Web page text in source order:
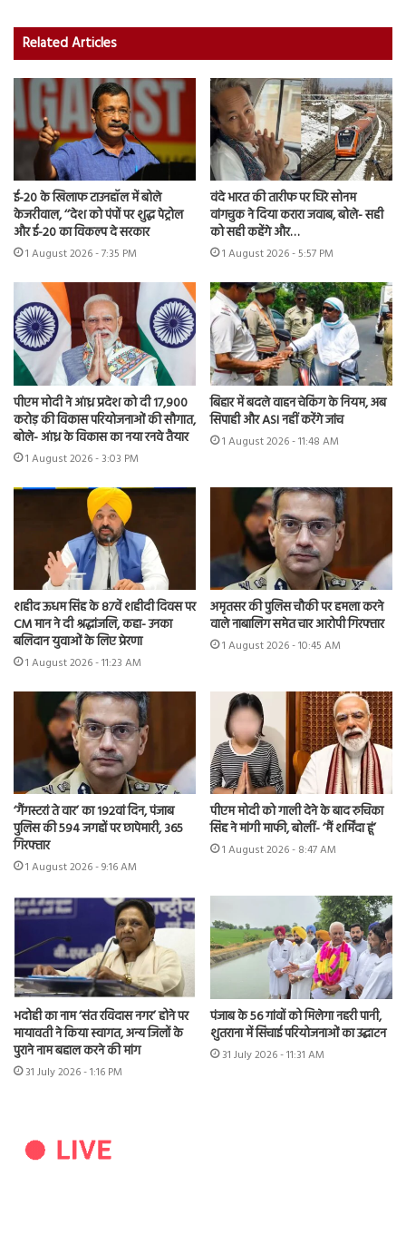
Related Articles
ई-20 के खिलाफ टाउनहॉल में बोले
केजरीवाल, ‘‘देश को पंपों पर शुद्ध पेट्रोल
और ई-20 का विकल्प दे सरकार
1 August 2026 - 7:35 PM
वंदे भारत की तारीफ पर घिरे सोनम
वांगचुक ने दिया करारा जवाब, बोले- सही
को सही कहेंगे और…
1 August 2026 - 5:57 PM
पीएम मोदी ने आंध्र प्रदेश को दी 17,900
करोड़ की विकास परियोजनाओं की सौगात,
बोले- आंध्र के विकास का नया रनवे तैयार
1 August 2026 - 3:03 PM
बिहार में बदले वाहन चेकिंग के नियम, अब
सिपाही और ASI नहीं करेंगे जांच
1 August 2026 - 11:48 AM
शहीद ऊधम सिंह के 87वें शहीदी दिवस पर
CM मान ने दी श्रद्धांजलि, कहा- उनका
बलिदान युवाओं के लिए प्रेरणा
1 August 2026 - 11:23 AM
अमृतसर की पुलिस चौकी पर हमला करने
वाले नाबालिग समेत चार आरोपी गिरफ्तार
1 August 2026 - 10:45 AM
‘गैंगस्टरां ते वार’ का 192वां दिन, पंजाब
पुलिस की 594 जगहों पर छापेमारी, 365
गिरफ्तार
1 August 2026 - 9:16 AM
पीएम मोदी को गाली देने के बाद रुचिका
सिंह ने मांगी माफी, बोलीं- ‘मैं शर्मिंदा हूं’
1 August 2026 - 8:47 AM
भदोही का नाम ‘संत रविदास नगर’ होने पर
मायावती ने किया स्वागत, अन्य जिलों के
पुराने नाम बहाल करने की मांग
31 July 2026 - 1:16 PM
पंजाब के 56 गांवों को मिलेगा नहरी पानी,
शुतराना में सिंचाई परियोजनाओं का उद्घाटन
31 July 2026 - 11:31 AM